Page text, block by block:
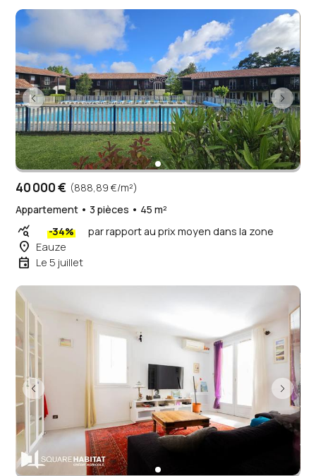
40 000 € (888,89 €/m²)
Appartement • 3 pièces • 45 m²
query_stats -34% par rapport au prix moyen dans la zone
place Eauze
event Le 5 juillet